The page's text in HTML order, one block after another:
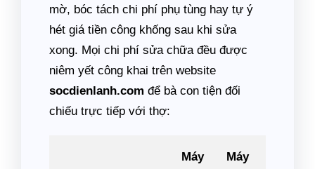
mờ, bóc tách chi phí phụ tùng hay tự ý
hét giá tiền công khống sau khi sửa
xong. Mọi chi phí sửa chữa đều được
niêm yết công khai trên website
socdienlanh.com để bà con tiện đối
chiếu trực tiếp với thợ:
Máy
Máy